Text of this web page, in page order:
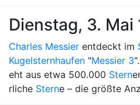
Dienstag, 3. Mai
Charles Messier entdeckt im
Kugelsternhaufen "Messier 3
eht aus etwa 500.000 Stern
rliche Sterne – die größte